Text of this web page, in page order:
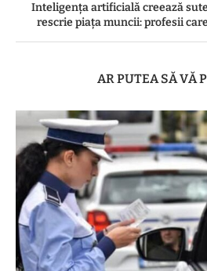
Inteligența artificială creează
rescrie piața muncii: profesii
AR PUTEA SĂ VĂ